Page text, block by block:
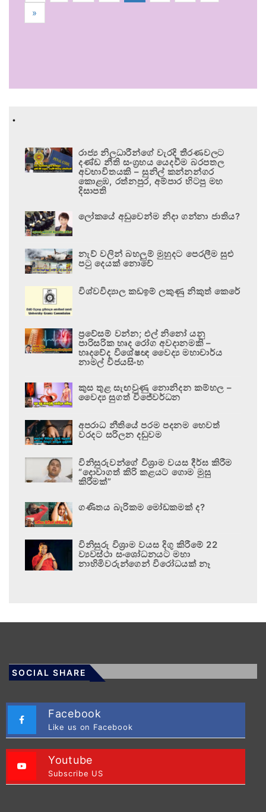
»
.
රාජ්‍ය නිලධාරීන්ගේ වැරදි තීරණවලට
දණ්ඩ නීති සංග්‍රහය යෙදවීම බරපතල
අවභාවිතයකි – සුනිල් කන්නන්ගර
කොළඹ, රත්නපුර, අම්පාර හිටපු මහ
දිසාපති
ලෝකයේ අඩුවෙන්ම නිදා ගන්නා ජාතිය?
නැව් වලින් බහලුම් මුහුදට පෙරලීම සුළු
පටු දෙයක් නොවේ
විශ්වවිද්‍යාල කඩඉම් ලකුණු නිකුත් කෙරේ
ප්‍රවේසම් වන්න; එල් නිනෝ යනු
පාරිසරික හෘද රෝග අවදානමකි –
හෘදවේද විශේෂඥ වෛද්‍ය මහාචාර්ය
නාමල් විජයසිංහ
කුස තුළ සැඟවුණු නොනිදන කම්හල –
වෛද්‍ය සුගත් විජේවර්ධන
අපරාධ නීතියේ පරම පදනම හෙවත්
වරදට සරිලන දඬුවම
විනිසුරුවන්ගේ විශ්‍රාම වයස දීර්ඝ කිරීම
“දොවාගත් කිරි කළයට ගොම මුසු
කිරීමක්”
ගණිතය බැරිකම මෝඩකමක් ද?
විනිසුරු විශ්‍රාම වයස දිගු කිරීමේ 22
ව්‍යවස්ථා සංශෝධනයට මහා
නාහිමිවරුන්ගෙන් විරෝධයක් නෑ
SOCIAL SHARE
Facebook
Like us on Facebook
Youtube
Subscribe US